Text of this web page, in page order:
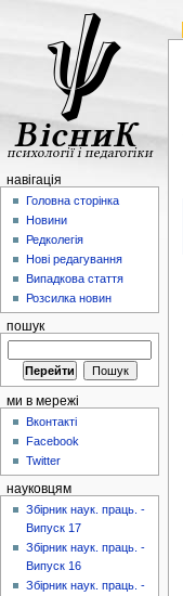
навігація
Головна сторінка
Новини
Редколегія
Нові редагування
Випадкова стаття
Розсилка новин
пошук
ми в мережі
Вконтакті
Facebook
Twitter
науковцям
Збірник наук. праць. -
Випуск 17
Збірник наук. праць. -
Випуск 16
Збірник наук. праць. -